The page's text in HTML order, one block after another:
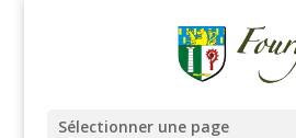
Sélectionner une page